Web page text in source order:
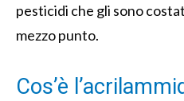
pesticidi che gli sono
mezzo punto.
Cos’è